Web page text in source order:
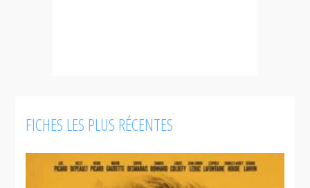
FICHES LES PLUS RÉCENTES